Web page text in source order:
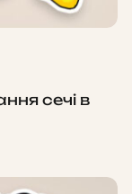
сечі в